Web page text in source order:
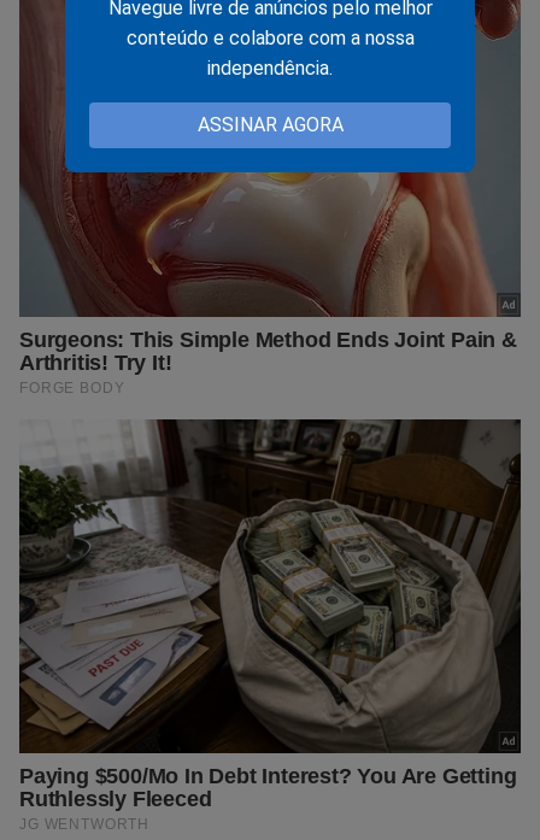
Navegue livre de anúncios pelo melhor
conteúdo e colabore com a nossa
independência.
ASSINAR AGORA